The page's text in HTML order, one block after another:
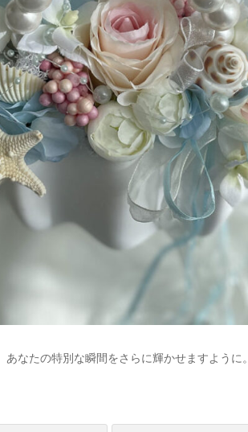
なたの特別な瞬間をさらに輝かせますように。